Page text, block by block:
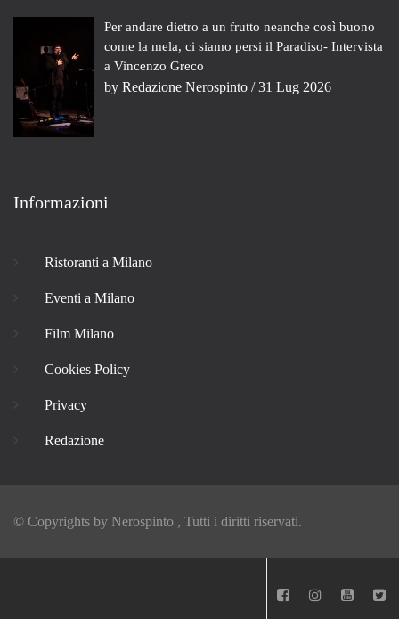
Per andare dietro a un frutto neanche così buono
come la mela, ci siamo persi il Paradiso- Intervista
a Vincenzo Greco
by Redazione Nerospinto / 31 Lug 2026
Informazioni
Ristoranti a Milano
Eventi a Milano
Film Milano
Cookies Policy
Privacy
Redazione
© Copyrights by Nerospinto , Tutti i diritti riservati.